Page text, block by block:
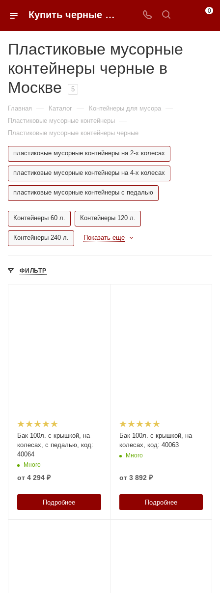
Купить черные пластиковые мусорные контейнеры в Москве недорого | 0FFER 0
Пластиковые мусорные
контейнеры черные в
Москве
5
Главная — Каталог — Контейнеры для мусора —
Пластиковые мусорные контейнеры —
Пластиковые мусорные контейнеры черные
пластиковые мусорные контейнеры на 2-х колесах
пластиковые мусорные контейнеры на 4-х колесах
пластиковые мусорные контейнеры с педалью
Контейнеры 60 л. Контейнеры 120 л.
Контейнеры 240 л. Показать еще
ФИЛЬТР
Бак 100л. с крышкой, на
колесах, с педалью, код:
40064
Много
от 4 294 ₽
Подробнее
Бак 100л. с крышкой, на
колесах, код: 40063
Много
от 3 892 ₽
Подробнее